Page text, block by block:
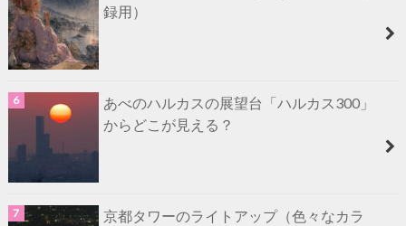
録用）
あべのハルカスの展望台「ハルカス300」
からどこが見える？
京都タワーのライトアップ（色々なカラ